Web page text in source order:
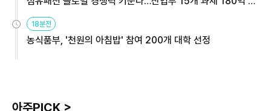
원
18분전
농식품부, '천원의 아침밥' 참여 200개 대학 선정
아주PICK >